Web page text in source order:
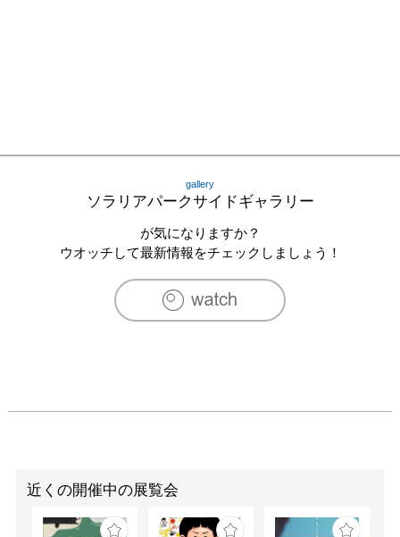
gallery
ソラリアパークサイドギャラリー
が気になりますか？
ウオッチして最新情報をチェックしましょう！
近くの開催中の展覧会